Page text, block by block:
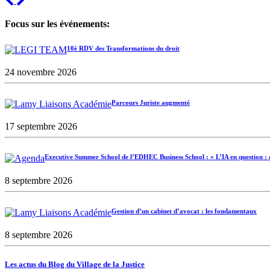
Focus sur les événements:
10è RDV des Transformations du droit
24 novembre 2026
Parcours Juriste augmenté
17 septembre 2026
Executive Summer School de l’EDHEC Business School : « L’IA en question
8 septembre 2026
Gestion d’un cabinet d’avocat : les fondamentaux
8 septembre 2026
Les actus du Blog du Village de la Justice